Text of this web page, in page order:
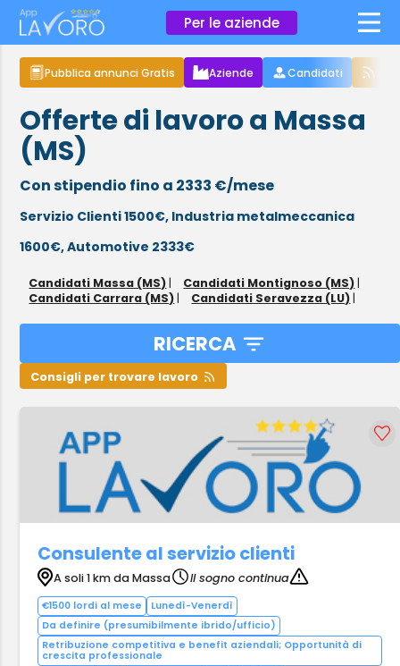
Per le aziende ×
Pubblica annunci Gratis Aziende Candidati
Offerte di lavoro a Massa
(MS)
Con stipendio fino a 2333 €/mese
Servizio Clienti 1500€, Industria metalmeccanica
1600€,Automotive 2333€
Candidati Massa (MS) | Candidati Montignoso (MS) |
Candidati Carrara (MS) | Candidati Seravezza (LU) |
RICERCA
Consigli per trovare lavoro
Consulente al servizio clienti
A soli 1 km da Massa Il sogno continua
€1500 lordi al mese
Lunedì-Venerdì
Da definire (presumibilmente ibrido/ufficio)
Retribuzione competitiva e benefit aziendali; Opportunità di
crescita professionale